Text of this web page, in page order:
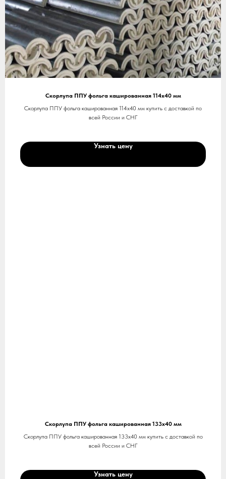
Скорлупа ППУ фольга кашированная 114х40 мм
Скорлупа ППУ фольга кашированная 114х40 мм купить с доставкой по
всей России и СНГ
Узнать цену
Скорлупа ППУ фольга кашированная 133х40 мм
Скорлупа ППУ фольга кашированная 133х40 мм купить с доставкой по
всей России и СНГ
Узнать цену